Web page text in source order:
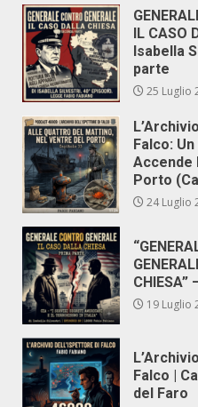
IL CASO
Isabella
parte
25 Luglio
Falco:
Accende
Porto
24 Luglio
19 Luglio
Falco |
del Faro